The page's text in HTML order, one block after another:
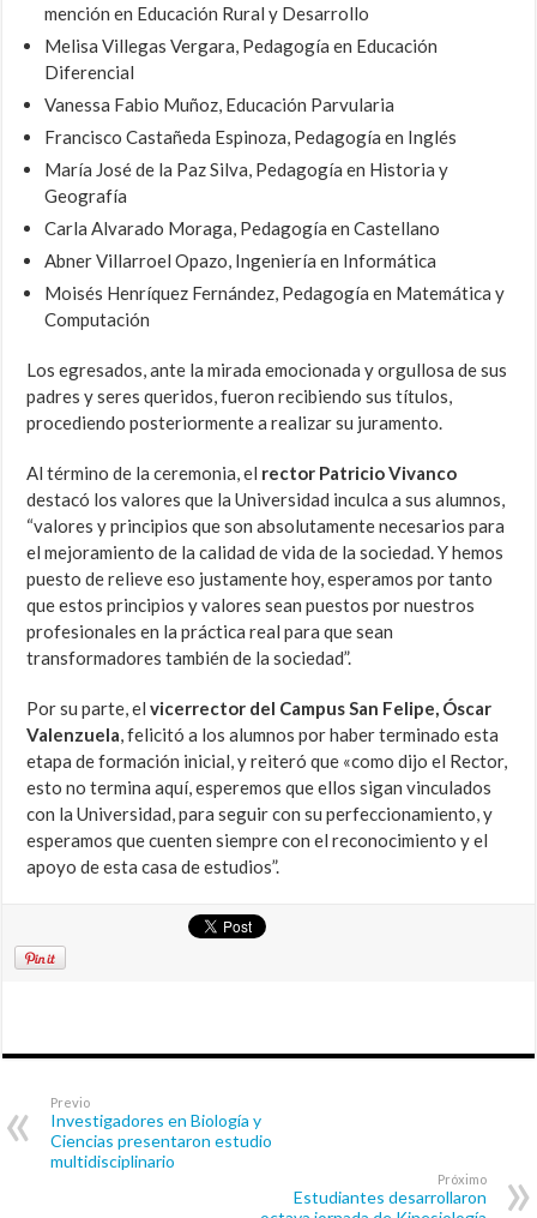
mención en Educación Rural y Desarrollo
Melisa Villegas Vergara, Pedagogía en Educación
Diferencial
Vanessa Fabio Muñoz, Educación Parvularia
Francisco Castañeda Espinoza, Pedagogía en Inglés
María José de la Paz Silva, Pedagogía en Historia y
Geografía
Carla Alvarado Moraga, Pedagogía en Castellano
Abner Villarroel Opazo, Ingeniería en Informática
Moisés Henríquez Fernández, Pedagogía en Matemática y
Computación
Los egresados, ante la mirada emocionada y orgullosa de sus
padres y seres queridos, fueron recibiendo sus títulos,
procediendo posteriormente a realizar su juramento.
Al término de la ceremonia, el rector Patricio Vivanco
destacó los valores que la Universidad inculca a sus alumnos,
“valores y principios que son absolutamente necesarios para
el mejoramiento de la calidad de vida de la sociedad. Y hemos
puesto de relieve eso justamente hoy, esperamos por tanto
que estos principios y valores sean puestos por nuestros
profesionales en la práctica real para que sean
transformadores también de la sociedad”.
Por su parte, elvicerrector del Campus San Felipe, Óscar
Valenzuela, felicitó a los alumnos por haber terminado esta
etapa de formación inicial, y reiteró que «como dijo el Rector,
esto no termina aquí, esperemos que ellos sigan vinculados
con la Universidad, para seguir con su perfeccionamiento, y
esperamos que cuenten siempre con el reconocimiento y el
apoyo de esta casa de estudios”.
Previo
Investigadores en Biología y
Ciencias presentaron estudio
multidisciplinario
Próximo
Estudiantes desarrollaron